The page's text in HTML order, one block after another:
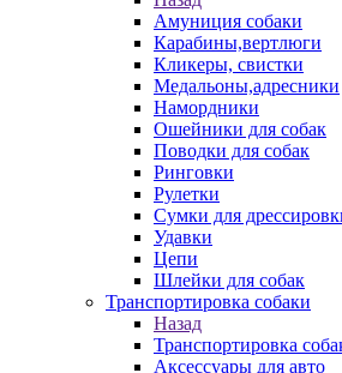
Амуниция собаки
Карабины,вертлюги
Кликеры, свистки
Медальоны,адресники
Намордники
Ошейники для собак
Поводки для собак
Ринговки
Рулетки
Сумки для
Удавки
Цепи
Шлейки для собак
Транспортировка собаки
Назад
Транспортировка
Аксессуары для авто